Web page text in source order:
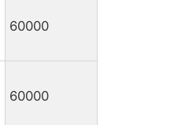
60000
60000